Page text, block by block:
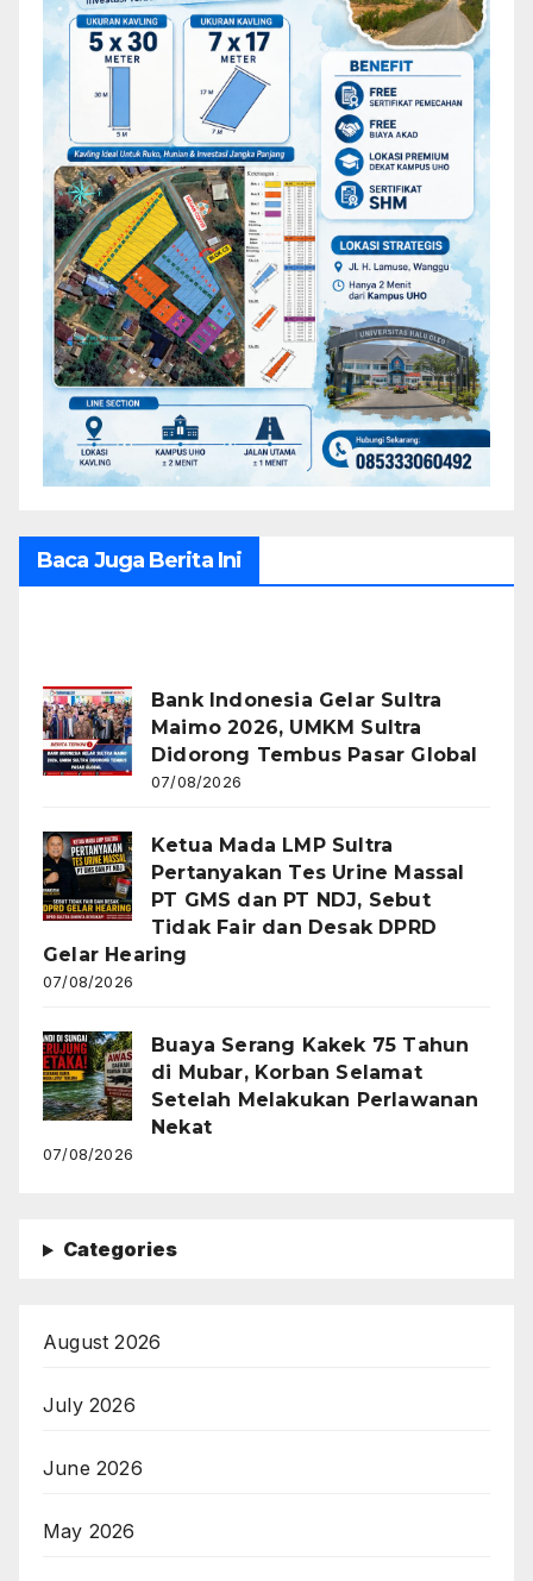
Baca Juga Berita Ini
Bank Indonesia Gelar Sultra
Maimo 2026, UMKM Sultra
Didorong Tembus Pasar Global
07/08/2026
Ketua Mada LMP Sultra
Pertanyakan Tes Urine Massal
PT GMS dan PT NDJ, Sebut
Tidak Fair dan Desak DPRD
Gelar Hearing
07/08/2026
Buaya Serang Kakek 75 Tahun
di Mubar, Korban Selamat
Setelah Melakukan Perlawanan
Nekat
07/08/2026
Categories
August 2026
July 2026
June 2026
May 2026